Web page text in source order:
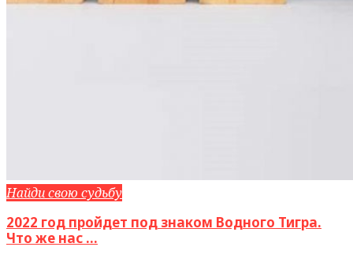
Найди свою судьбу
2022 год пройдет под знаком Водного Тигра.
Что же нас ...